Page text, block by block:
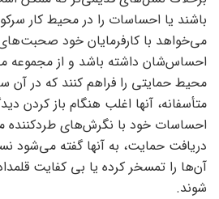
باشند یا احساسات را در محیط کار
می‌خواهد با کارفرمایان خود صحبت‌های
احساس‌شان داشته باشد و از مجموعه
محیط حمایتی را فراهم کنند که در آن
متأسفانه، آنها اغلب هنگام باز کردن
احساسات خود با نگرش‌های طردکننده
دریافت حمایت، به آنها گفته می‌شود
آن‌ها را تمسخر کرده یا بی کفایت
شوند.